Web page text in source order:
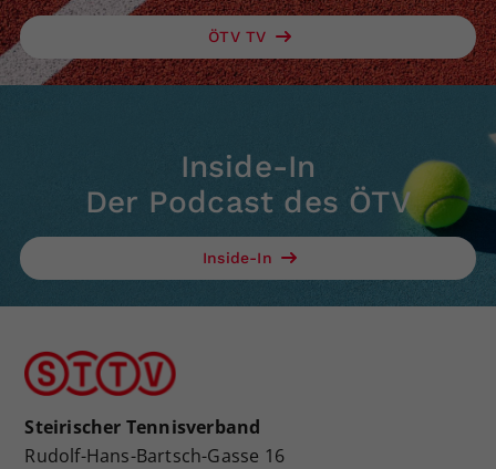
ÖTV TV
Inside-In
Der Podcast des ÖTV
Inside-In
Steirischer Tennisverband
Rudolf-Hans-Bartsch-Gasse 16